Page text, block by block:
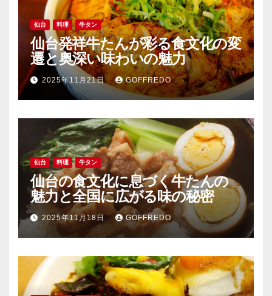
仙台 料理 牛タン
仙台発祥牛たんが彩る食文化の変
遷と奥深い味わいの魅力
2025年11月21日 GOFFREDO
仙台 料理 牛タン
仙台の食文化に息づく牛たんの
魅力と全国に広がる味の秘密
2025年11月18日 GOFFREDO